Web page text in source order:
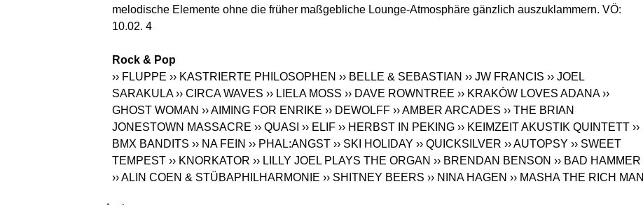
melodische Elemente ohne die früher maßgebliche Lounge-Atmosphäre gänzlich auszuklammern. VÖ:
10.02. 4
Rock & Pop
›› FLUPPE ›› KASTRIERTE PHILOSOPHEN ›› BELLE & SEBASTIAN ›› JW FRANCIS ›› JOEL
SARAKULA ›› CIRCA WAVES ›› LIELA MOSS ›› DAVE ROWNTREE ›› KRAKÓW LOVES ADANA ››
GHOST WOMAN ›› AIMING FOR ENRIKE ›› DEWOLFF ›› AMBER ARCADES ›› THE BRIAN
JONESTOWN MASSACRE ›› QUASI ›› ELIF ›› HERBST IN PEKING ›› KEIMZEIT AKUSTIK QUINTETT ››
BMX BANDITS ›› NA FEIN ›› PHAL:ANGST ›› SKI HOLIDAY ›› QUICKSILVER ›› AUTOPSY ›› SWEET
TEMPEST ›› KNORKATOR ›› LILLY JOEL PLAYS THE ORGAN ›› BRENDAN BENSON ›› BAD HAMMER
›› ALIN COEN & STÜBAPHILHARMONIE ›› SHITNEY BEERS ›› NINA HAGEN ›› MASHA THE RICH MAN